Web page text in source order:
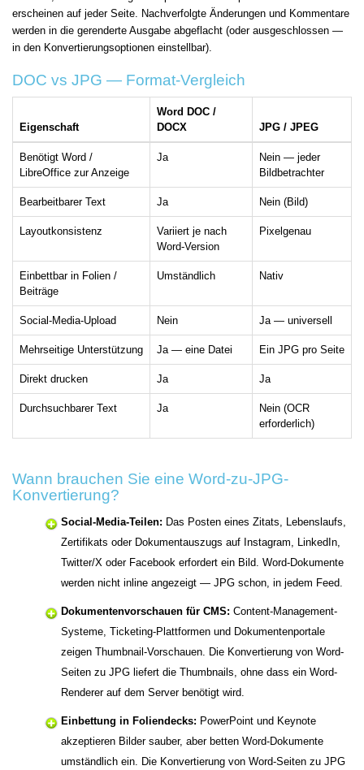
erscheinen auf jeder Seite. Nachverfolgte Änderungen und Kommentare
werden in die gerenderte Ausgabe abgeflacht (oder ausgeschlossen —
in den Konvertierungsoptionen einstellbar).
DOC vs JPG — Format-Vergleich
Eigenschaft
Word DOC /
DOCX
JPG / JPEG
Benötigt Word /
LibreOffice zur Anzeige
Ja
Nein — jeder
Bildbetrachter
Bearbeitbarer Text Ja Nein (Bild)
Layoutkonsistenz
Variiert je nach
Word-Version
Pixelgenau
Einbettbar in Folien /
Beiträge
Umständlich Nativ
Social-Media-Upload Nein Ja — universell
Mehrseitige Unterstützung Ja — eine Datei Ein JPG pro Seite
Direkt drucken Ja Ja
Durchsuchbarer Text Ja
Nein (OCR
erforderlich)
Wann brauchen Sie eine Word-zu-JPG-
Konvertierung?
Social-Media-Teilen: Das Posten eines Zitats, Lebenslaufs,
Zertifikats oder Dokumentauszugs auf Instagram, LinkedIn,
Twitter/X oder Facebook erfordert ein Bild. Word-Dokumente
werden nicht inline angezeigt — JPG schon, in jedem Feed.
Dokumentenvorschauen für CMS: Content-Management-
Systeme, Ticketing-Plattformen und Dokumentenportale
zeigen Thumbnail-Vorschauen. Die Konvertierung von Word-
Seiten zu JPG liefert die Thumbnails, ohne dass ein Word-
Renderer auf dem Server benötigt wird.
Einbettung in Foliendecks: PowerPoint und Keynote
akzeptieren Bilder sauber, aber betten Word-Dokumente
umständlich ein. Die Konvertierung von Word-Seiten zu JPG